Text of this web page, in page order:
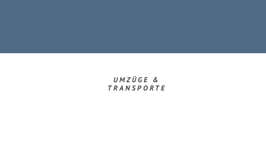
UMZÜGE &
TRANSPORTE